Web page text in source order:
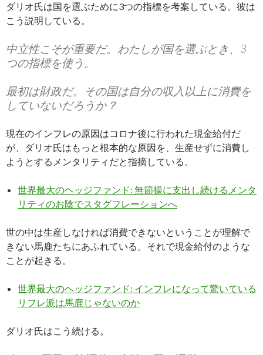
ダリオ氏は国を選ぶために3つの指標を考案している。彼は
こう説明している。
中立性こそが重要だ。わたしが国を選ぶとき、3
つの指標を使う。
最初は財政だ。その国は自分の収入以上に消費を
していないだろうか？
現在のインフレの原因はコロナ後に行われた現金給付だ
が、ダリオ氏はもっと根本的な原因を、生産せずに消費し
ようとするメンタリティだと指摘している。
世界最大のヘッジファンド: 無節操に支出し続けるメンタ
リティのお陰でスタグフレーションへ
世の中は生産しなければ消費できないということが理解で
きない馬鹿たちにあふれている。それで現金給付のような
ことが起きる。
世界最大のヘッジファンド: インフレになって驚いている
リフレ派は馬鹿じゃないのか
ダリオ氏はこう続ける。